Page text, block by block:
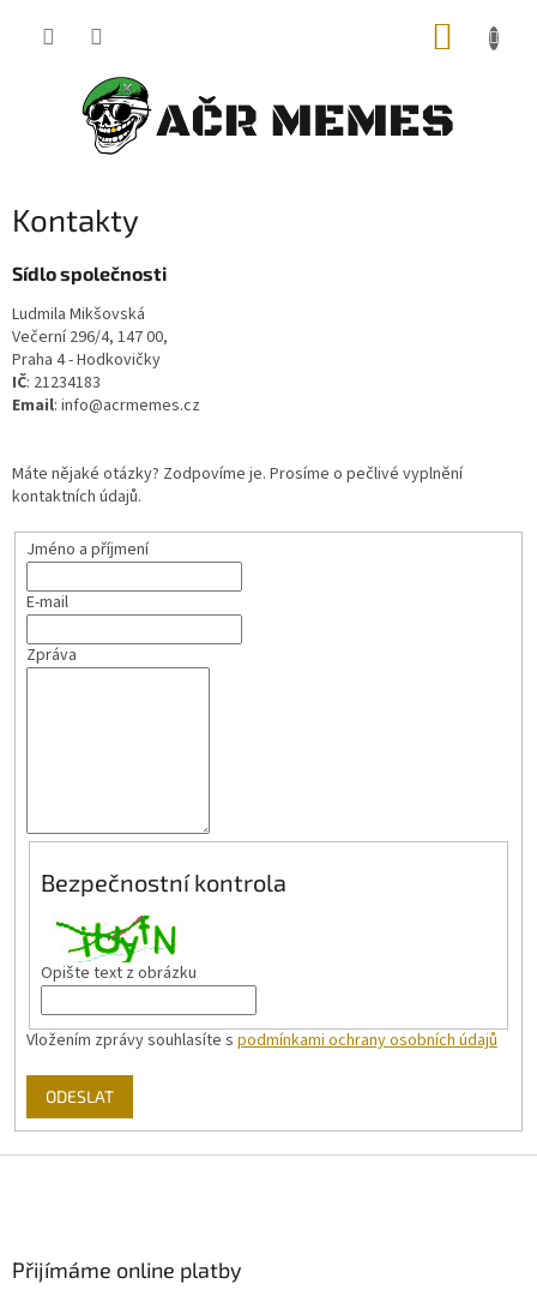
Kontakty
Sídlo společnosti
Ludmila Mikšovská
Večerní 296/4, 147 00,
Praha 4 - Hodkovičky
IČ: 21234183
Email: info@acrmemes.cz
Máte nějaké otázky? Zodpovíme je. Prosíme o pečlivé vyplnění
kontaktních údajů.
Jméno a příjmení
E-mail
Zpráva
Bezpečnostní kontrola
Opište text z obrázku
Vložením zprávy souhlasíte s podmínkami ochrany osobních údajů
ODESLAT
Přijímáme online platby